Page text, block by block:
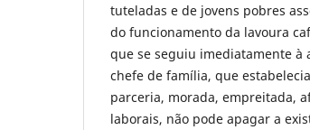
tuteladas e de jovens pobres
do funcionamento da lavoura
que se seguiu imediatamente à
chefe de família, que
parceria, morada, empreitada,
laborais, não pode apagar a